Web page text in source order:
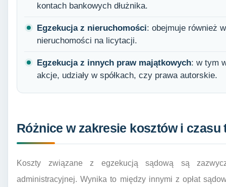
kontach bankowych dłużnika.
Egzekucja z nieruchomości: obejmuje również
nieruchomości na licytacji.
Egzekucja z innych praw majątkowych: w tym
akcje, udziały w spółkach, czy prawa autorskie.
Różnice w zakresie kosztów i czasu
Koszty związane z egzekucją sądową są
administracyjnej. Wynika to między innymi z opłat